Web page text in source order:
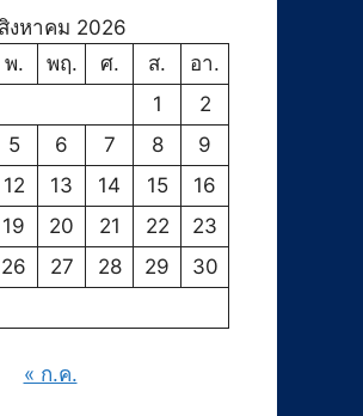
งหาคม 2026
พ. พฤ. ศ. ส.
อา.
1
2
5 6 7 8
9
12 13 14 15
16
19 20 21 22
23
26 27 28 29
30
« ก.ค.